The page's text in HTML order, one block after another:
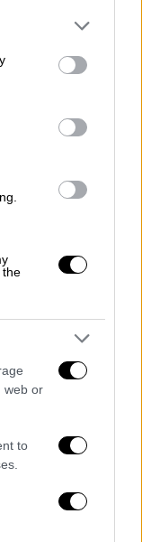
or more Google
You may click to
party tags to
in below Google
the
web or
to
μια
μου.
θεωρώ ότι
πω “Σε
εαυτού μου.
γεννήθηκε